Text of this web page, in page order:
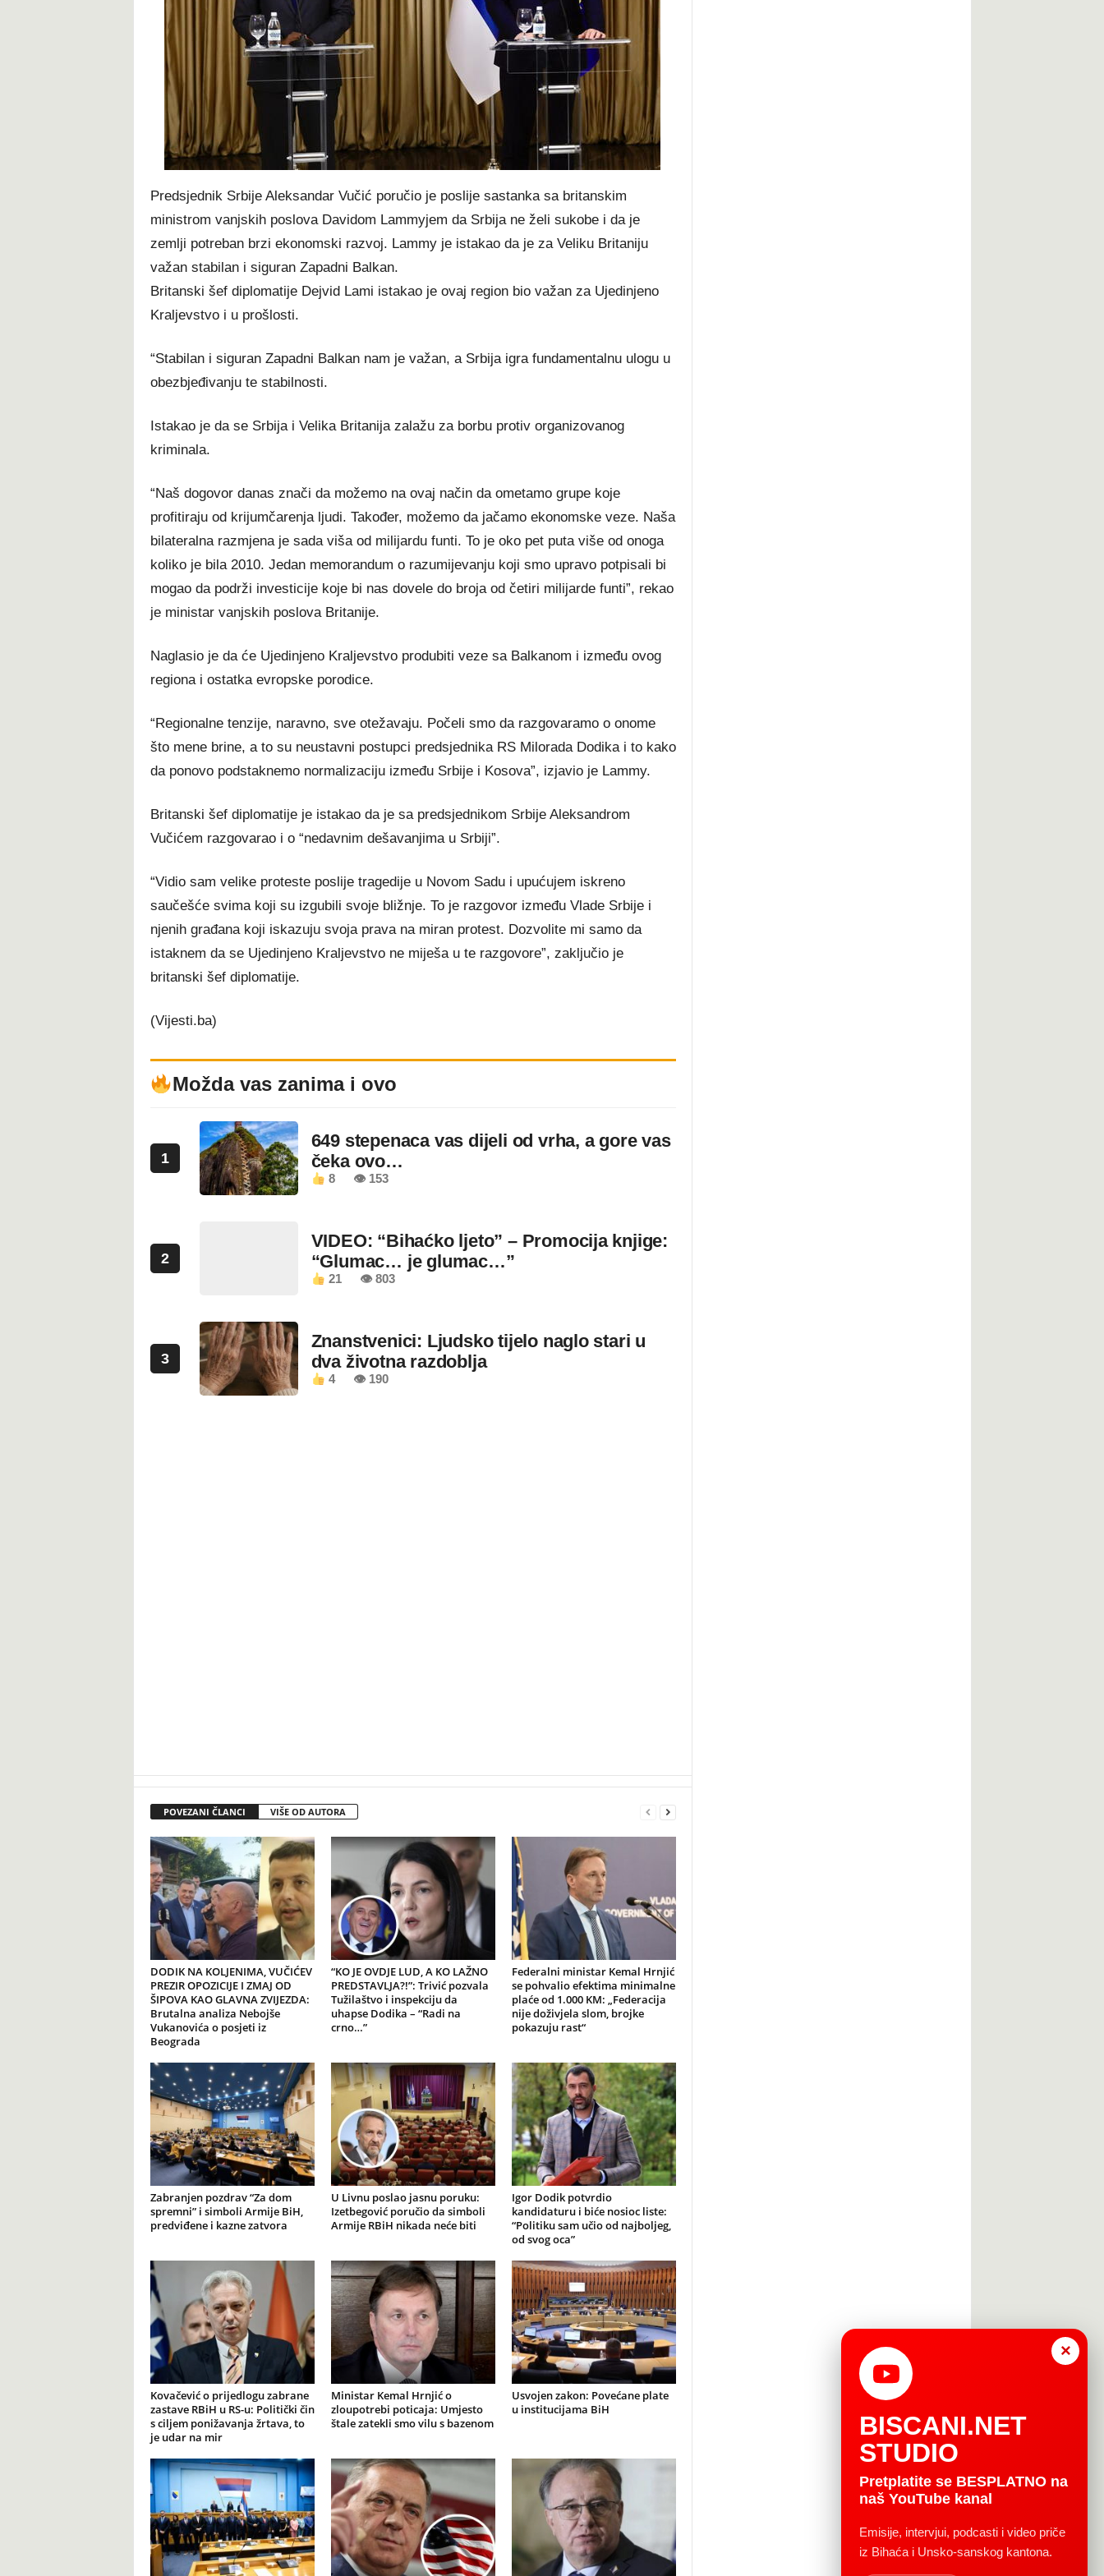
Predsjednik Srbije Aleksandar Vučić poručio je poslije sastanka sa britanskim
ministrom vanjskih poslova Davidom Lammyjem da Srbija ne želi sukobe i da je
zemlji potreban brzi ekonomski razvoj. Lammy je istakao da je za Veliku Britaniju
važan stabilan i siguran Zapadni Balkan.
Britanski šef diplomatije Dejvid Lami istakao je ovaj region bio važan za Ujedinjeno
Kraljevstvo i u prošlosti.
“Stabilan i siguran Zapadni Balkan nam je važan, a Srbija igra fundamentalnu ulogu u
obezbjeđivanju te stabilnosti.
Istakao je da se Srbija i Velika Britanija zalažu za borbu protiv organizovanog
kriminala.
“Naš dogovor danas znači da možemo na ovaj način da ometamo grupe koje
profitiraju od krijumčarenja ljudi. Također, možemo da jačamo ekonomske veze. Naša
bilateralna razmjena je sada viša od milijardu funti. To je oko pet puta više od onoga
koliko je bila 2010. Jedan memorandum o razumijevanju koji smo upravo potpisali bi
mogao da podrži investicije koje bi nas dovele do broja od četiri milijarde funti”, rekao
je ministar vanjskih poslova Britanije.
Naglasio je da će Ujedinjeno Kraljevstvo produbiti veze sa Balkanom i između ovog
regiona i ostatka evropske porodice.
“Regionalne tenzije, naravno, sve otežavaju. Počeli smo da razgovaramo o onome
što mene brine, a to su neustavni postupci predsjednika RS Milorada Dodika i to kako
da ponovo podstaknemo normalizaciju između Srbije i Kosova”, izjavio je Lammy.
Britanski šef diplomatije je istakao da je sa predsjednikom Srbije Aleksandrom
Vučićem razgovarao i o “nedavnim dešavanjima u Srbiji”.
“Vidio sam velike proteste poslije tragedije u Novom Sadu i upućujem iskreno
saučešće svima koji su izgubili svoje bližnje. To je razgovor između Vlade Srbije i
njenih građana koji iskazuju svoja prava na miran protest. Dozvolite mi samo da
istaknem da se Ujedinjeno Kraljevstvo ne miješa u te razgovore”, zaključio je
britanski šef diplomatije.
(Vijesti.ba)
Možda vas zanima i ovo
1
649 stepenaca vas dijeli od vrha, a gore vas
čeka ovo…
8 👁 153
2
VIDEO: “Bihaćko ljeto” – Promocija knjige:
“Glumac… je glumac…”
21 👁 803
3
Znanstvenici: Ljudsko tijelo naglo stari u
dva životna razdoblja
4 👁 190
POVEZANI ČLANCI VIŠE OD AUTORA
DODIK NA KOLJENIMA, VUČIĆEV
PREZIR OPOZICIJE I ZMAJ OD
ŠIPOVA KAO GLAVNA ZVIJEZDA:
Brutalna analiza Nebojše
Vukanovića o posjeti iz
Beograda
“KO JE OVDJE LUD, A KO LAŽNO
PREDSTAVLJA?!”: Trivić pozvala
Tužilaštvo i inspekciju da
uhapse Dodika – “Radi na
crno…”
Federalni ministar Kemal Hrnjić
se pohvalio efektima minimalne
plaće od 1.000 KM: „Federacija
nije doživjela slom, brojke
pokazuju rast“
Zabranjen pozdrav “Za dom
spremni” i simboli Armije BiH,
predviđene i kazne zatvora
U Livnu poslao jasnu poruku:
Izetbegović poručio da simboli
Armije RBiH nikada neće biti
Igor Dodik potvrdio
kandidaturu i biće nosioc liste:
“Politiku sam učio od najboljeg,
od svog oca”
Kovačević o prijedlogu zabrane
zastave RBiH u RS-u: Politički čin
s ciljem ponižavanja žrtava, to
je udar na mir
Ministar Kemal Hrnjić o
zloupotrebi poticaja: Umjesto
štale zatekli smo vilu s bazenom
Usvojen zakon: Povećane plate
u institucijama BiH
×
BISCANI.NET
STUDIO
Pretplatite se BESPLATNO na
naš YouTube kanal
Emisije, intervjui, podcasti i video priče
iz Bihaća i Unsko-sanskog kantona.